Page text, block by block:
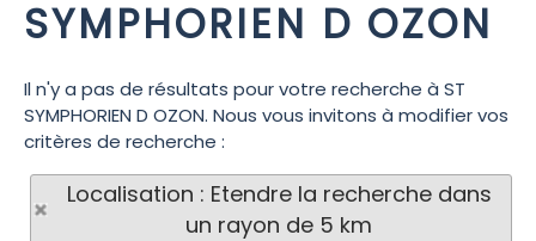
SYMPHORIEN D OZON
Il n'y a pas de résultats pour votre recherche à ST
SYMPHORIEN D OZON. Nous vous invitons à modifier vos
critères de recherche :
Localisation : Etendre la recherche dans
un rayon de 5 km